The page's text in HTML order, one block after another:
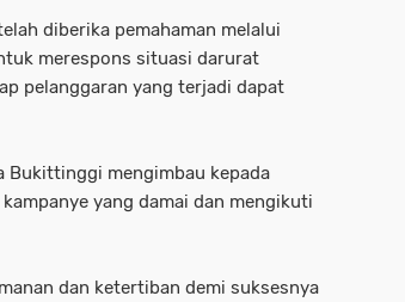
diberika pemahaman melalui
merespons situasi darurat
pelanggaran yang terjadi dapat
Bukittinggi mengimbau kepada
yang damai dan mengikuti
dan ketertiban demi suksesnya